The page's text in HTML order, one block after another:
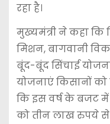
रहा है।
मुख्यमंत्री ने कहा
मिशन, बागवानी
बूंद-बूंद सिंचाई
योजनाएं किसानों को
कि इस वर्ष के बजट में
को तीन लाख रुपये